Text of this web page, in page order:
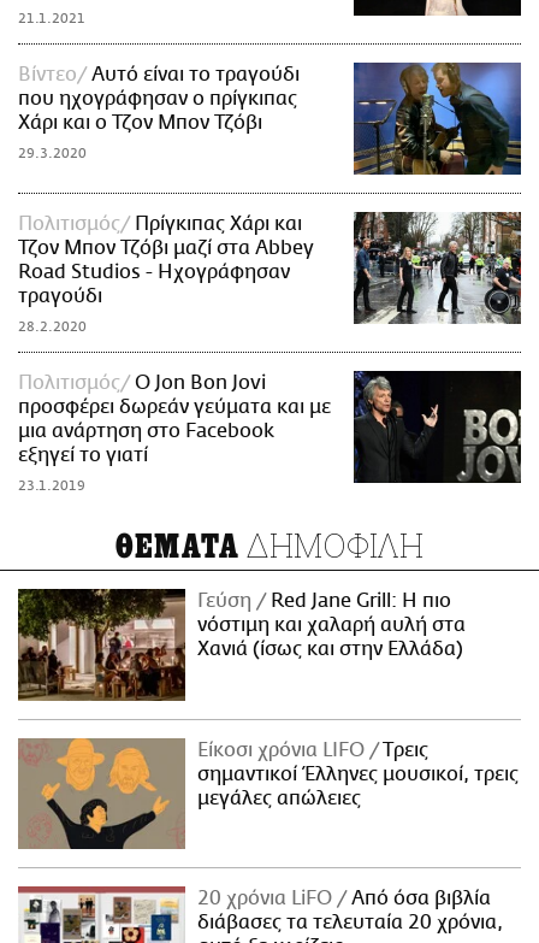
21.1.2021
Βίντεο
Αυτό είναι το τραγούδι
που ηχογράφησαν ο πρίγκιπας
Χάρι και ο Τζον Μπον Τζόβι
29.3.2020
Πολιτισμός
Πρίγκιπας Χάρι και
Τζον Μπον Τζόβι μαζί στα Abbey
Road Studios - Ηχογράφησαν
τραγούδι
28.2.2020
Πολιτισμός
O Jon Bon Jovi
προσφέρει δωρεάν γεύματα και με
μια ανάρτηση στο Facebook
εξηγεί το γιατί
23.1.2019
ΘΕΜΑΤΑ ΔΗΜΟΦΙΛΗ
Γεύση
Red Jane Grill: Η πιο
νόστιμη και χαλαρή αυλή στα
Χανιά (ίσως και στην Ελλάδα)
Είκοσι χρόνια LIFO
Tρεις
σημαντικοί Έλληνες μουσικοί, τρεις
μεγάλες απώλειες
20 χρόνια LiFO
Από όσα βιβλία
διάβασες τα τελευταία 20 χρόνια,